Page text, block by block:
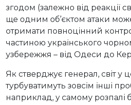
згодом (залежно від реакції
ще одним об’єктом атаки
отримати повноцінний
частиною українського
узбережжя – від Одеси до
Як стверджує генерал, світ у
турбуватимуть зовсім інші
наприклад, у самому розпалі